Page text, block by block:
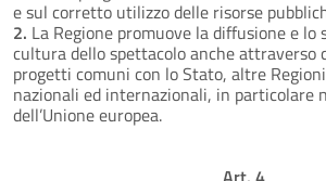
e sul corretto utilizzo delle risorse
2. La Regione promuove la diffusione e lo
cultura dello spettacolo anche attraverso
progetti comuni con lo Stato, altre
nazionali ed internazionali, in particolare
dell’Unione europea.